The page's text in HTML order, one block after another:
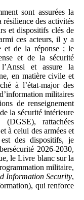
sont assurées la
des activités
et dispositifs clés de
ces acteurs, il y a
et de la réponse ; le
et de la sécurité
et assure la
en matière civile et
à l’état-major des
militaires
de renseignement
la sécurité intérieure
rattachées
à celui des armées et
des dispositifs, je
2026-2030,
le Livre blanc sur la
militaire,
Information Security,
qui renforce